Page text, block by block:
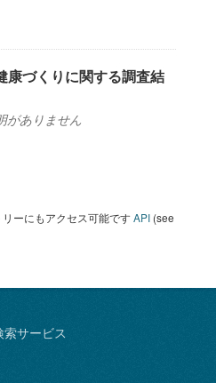
康づくりに関する調査結
がありません
ーにもアクセス可能ですAPI (see
サービス